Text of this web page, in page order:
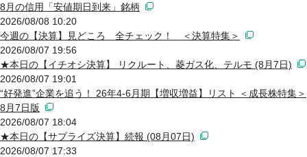
8月の信用「安値期日到来」銘柄
2026/08/08 10:20
今週の【決算】見どころ 全チェック！ ＜決算特集＞
2026/08/07 19:56
★本日の【イチオシ決算】 リクルート、菱ガス化、テルモ (8月7日)
2026/08/07 19:01
“好発進”企業を追う！ 26年4-6月期【増収増益】リスト ＜成長株特集＞
8月7日版
2026/08/07 18:04
★本日の【サプライズ決算】続報 (08月07日)
2026/08/07 17:33